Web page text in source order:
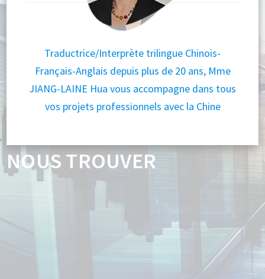
NOUS TROUVER
Traductrice/Interprète trilingue Chinois-
Français-Anglais depuis plus de 20 ans, Mme
JIANG-LAINE Hua vous accompagne dans tous
vos projets professionnels avec la Chine